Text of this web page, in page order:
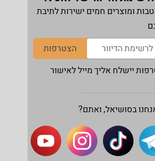
ומוצרים חמים ישירות לתיבת
הצטרפות
יישלח אליך מייל לאישור
בסושיאל, ואתם?